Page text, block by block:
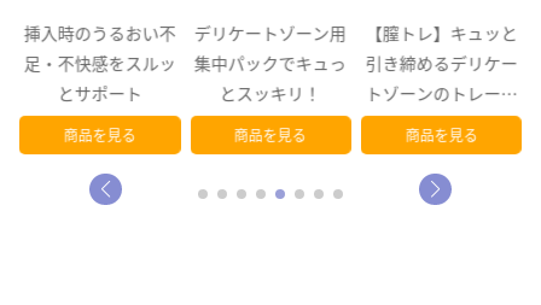
挿入時のうるおい不
足・不快感をスルッ
とサポート
商品を見る
デリケートゾーン用
集中パックでキュっ
とスッキリ！
商品を見る
【膣トレ】キュッと
引き締めるデリケー
トゾーンのトレーニ
ング
商品を見る